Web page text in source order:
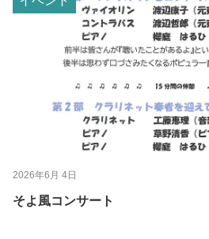
2026年6月 4日
そよ風コンサート